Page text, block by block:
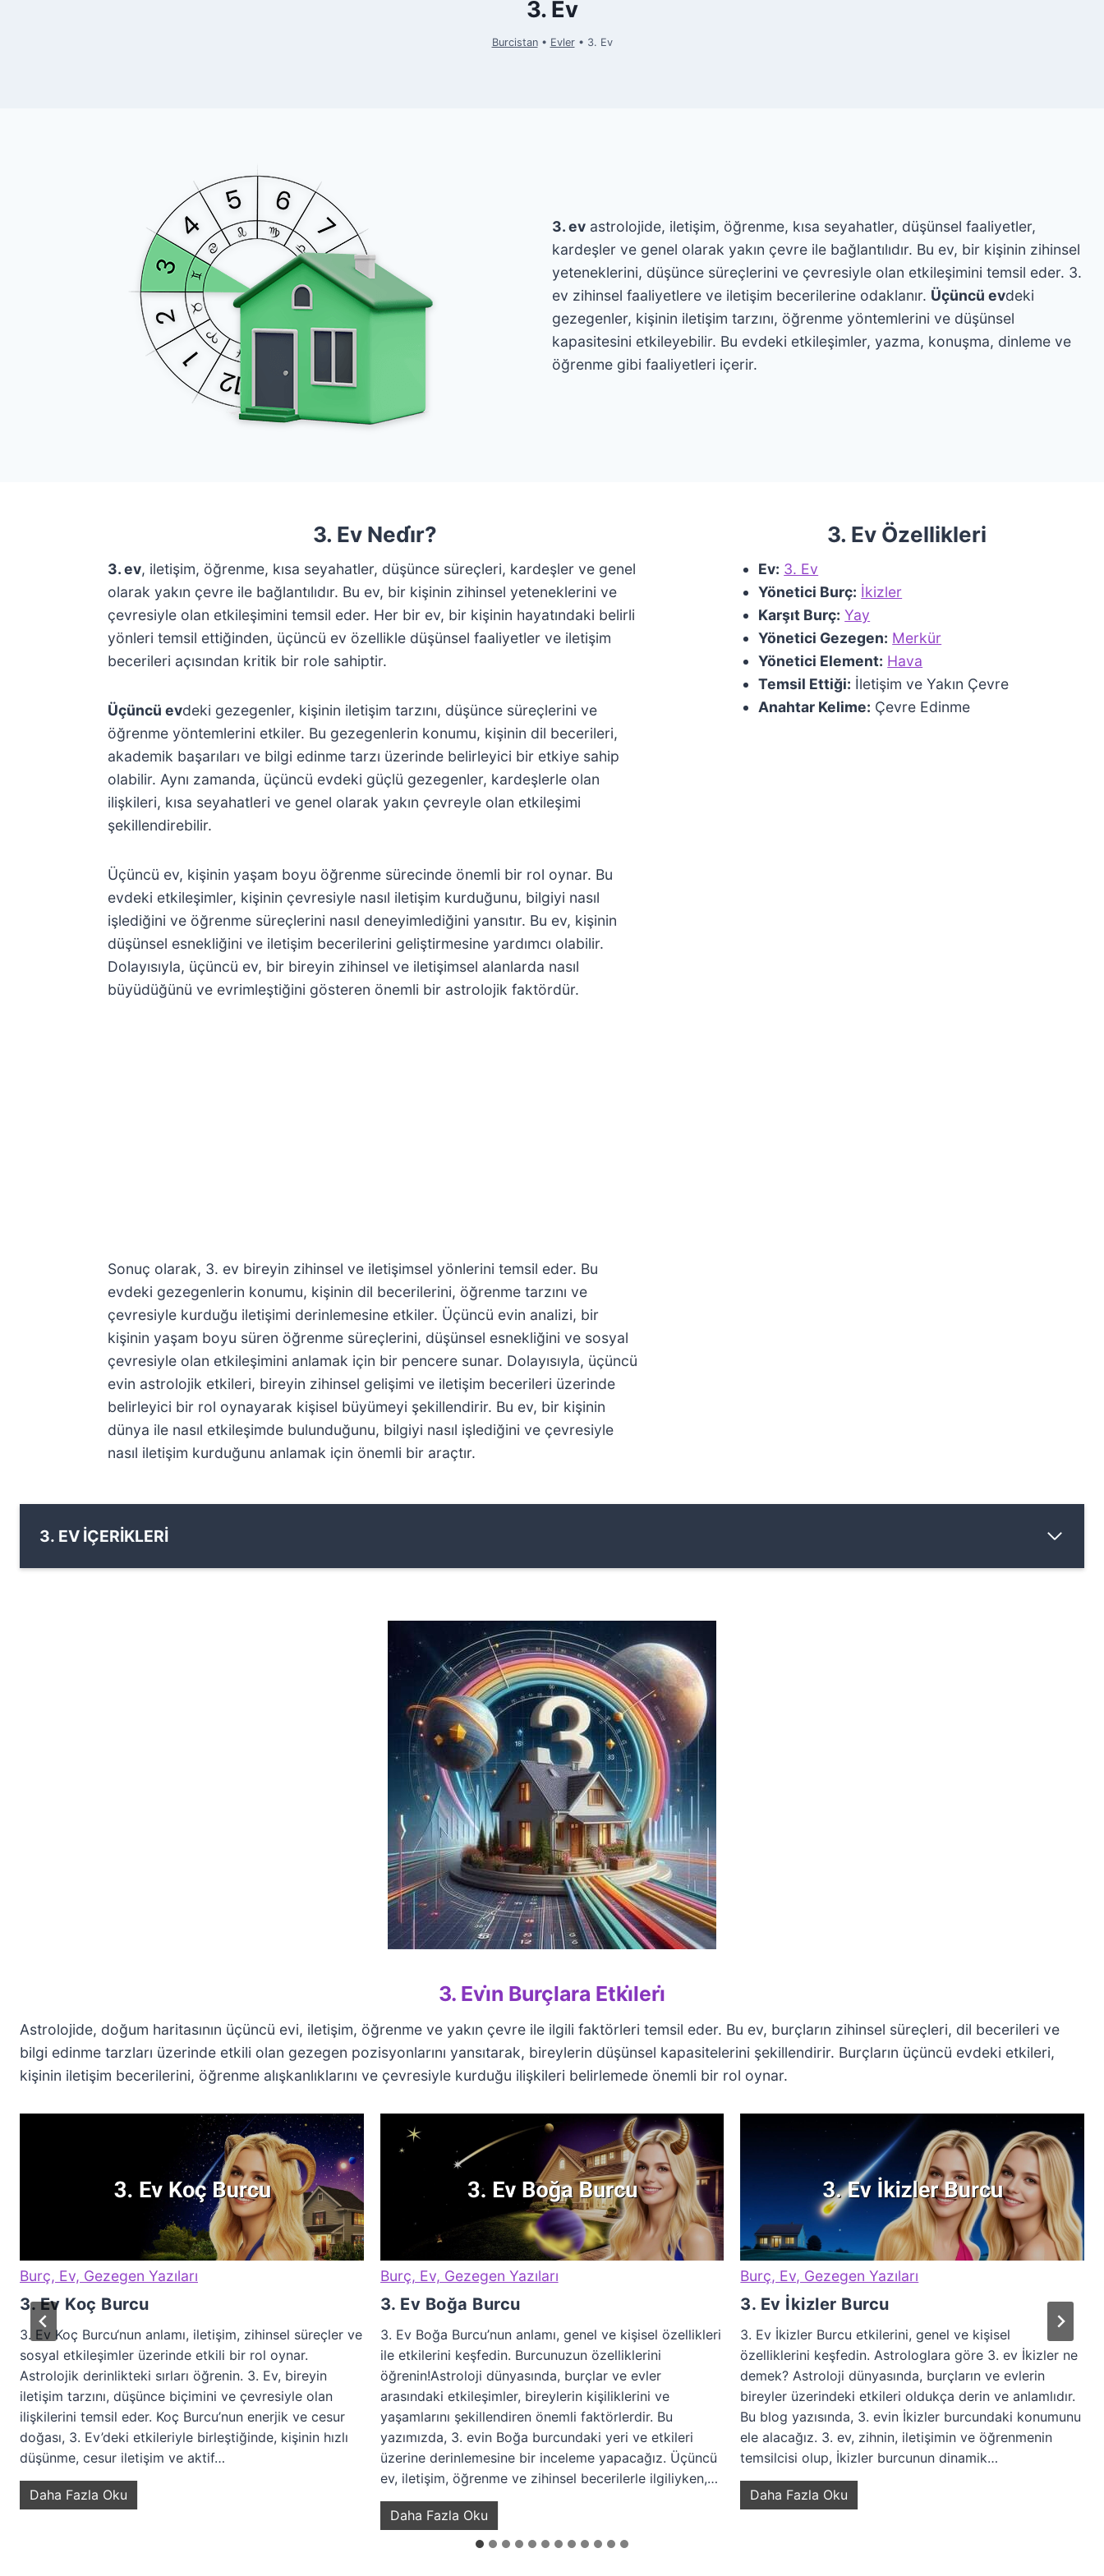
3. Ev
Burcistan• Evler• 3. Ev
3. ev astrolojide, iletişim, öğrenme, kısa seyahatler, düşünsel faaliyetler,
kardeşler ve genel olarak yakın çevre ile bağlantılıdır. Bu ev, bir kişinin zihinsel
yeteneklerini, düşünce süreçlerini ve çevresiyle olan etkileşimini temsil eder. 3.
ev zihinsel faaliyetlere ve iletişim becerilerine odaklanır. Üçüncü evdeki
gezegenler, kişinin iletişim tarzını, öğrenme yöntemlerini ve düşünsel
kapasitesini etkileyebilir. Bu evdeki etkileşimler, yazma, konuşma, dinleme ve
öğrenme gibi faaliyetleri içerir.
3. Ev Nedi̇r?
3. ev, iletişim, öğrenme, kısa seyahatler, düşünce süreçleri, kardeşler ve genel
olarak yakın çevre ile bağlantılıdır. Bu ev, bir kişinin zihinsel yeteneklerini ve
çevresiyle olan etkileşimini temsil eder. Her bir ev, bir kişinin hayatındaki belirli
yönleri temsil ettiğinden, üçüncü ev özellikle düşünsel faaliyetler ve iletişim
becerileri açısından kritik bir role sahiptir.
Üçüncü evdeki gezegenler, kişinin iletişim tarzını, düşünce süreçlerini ve
öğrenme yöntemlerini etkiler. Bu gezegenlerin konumu, kişinin dil becerileri,
akademik başarıları ve bilgi edinme tarzı üzerinde belirleyici bir etkiye sahip
olabilir. Aynı zamanda, üçüncü evdeki güçlü gezegenler, kardeşlerle olan
ilişkileri, kısa seyahatleri ve genel olarak yakın çevreyle olan etkileşimi
şekillendirebilir.
Üçüncü ev, kişinin yaşam boyu öğrenme sürecinde önemli bir rol oynar. Bu
evdeki etkileşimler, kişinin çevresiyle nasıl iletişim kurduğunu, bilgiyi nasıl
işlediğini ve öğrenme süreçlerini nasıl deneyimlediğini yansıtır. Bu ev, kişinin
düşünsel esnekliğini ve iletişim becerilerini geliştirmesine yardımcı olabilir.
Dolayısıyla, üçüncü ev, bir bireyin zihinsel ve iletişimsel alanlarda nasıl
büyüdüğünü ve evrimleştiğini gösteren önemli bir astrolojik faktördür.
Sonuç olarak, 3. ev bireyin zihinsel ve iletişimsel yönlerini temsil eder. Bu
evdeki gezegenlerin konumu, kişinin dil becerilerini, öğrenme tarzını ve
çevresiyle kurduğu iletişimi derinlemesine etkiler. Üçüncü evin analizi, bir
kişinin yaşam boyu süren öğrenme süreçlerini, düşünsel esnekliğini ve sosyal
çevresiyle olan etkileşimini anlamak için bir pencere sunar. Dolayısıyla, üçüncü
evin astrolojik etkileri, bireyin zihinsel gelişimi ve iletişim becerileri üzerinde
belirleyici bir rol oynayarak kişisel büyümeyi şekillendirir. Bu ev, bir kişinin
dünya ile nasıl etkileşimde bulunduğunu, bilgiyi nasıl işlediğini ve çevresiyle
nasıl iletişim kurduğunu anlamak için önemli bir araçtır.
3. Ev Özellikleri
Ev: 3. Ev
Yönetici Burç: İkizler
Karşıt Burç: Yay
Yönetici Gezegen: Merkür
Yönetici Element: Hava
Temsil Ettiği: İletişim ve Yakın Çevre
Anahtar Kelime: Çevre Edinme
3. EV İÇERİKLERİ
3. Evi̇n Burçlara Etki̇leri̇
Astrolojide, doğum haritasının üçüncü evi, iletişim, öğrenme ve yakın çevre ile ilgili faktörleri temsil eder. Bu ev, burçların zihinsel süreçleri, dil becerileri ve
bilgi edinme tarzları üzerinde etkili olan gezegen pozisyonlarını yansıtarak, bireylerin düşünsel kapasitelerini şekillendirir. Burçların üçüncü evdeki etkileri,
kişinin iletişim becerilerini, öğrenme alışkanlıklarını ve çevresiyle kurduğu ilişkileri belirlemede önemli bir rol oynar.
Burç, Ev, Gezegen Yazıları
3. Ev Koç Burcu
3. Ev Koç Burcu‘nun anlamı, iletişim, zihinsel süreçler ve
sosyal etkileşimler üzerinde etkili bir rol oynar.
Astrolojik derinlikteki sırları öğrenin. 3. Ev, bireyin
iletişim tarzını, düşünce biçimini ve çevresiyle olan
ilişkilerini temsil eder. Koç Burcu’nun enerjik ve cesur
doğası, 3. Ev’deki etkileriyle birleştiğinde, kişinin hızlı
düşünme, cesur iletişim ve aktif…
Daha Fazla Oku
.
Burç, Ev, Gezegen Yazıları
3. Ev Boğa Burcu
3. Ev Boğa Burcu’nun anlamı, genel ve kişisel özellikleri
ile etkilerini keşfedin. Burcunuzun özelliklerini
öğrenin!Astroloji dünyasında, burçlar ve evler
arasındaki etkileşimler, bireylerin kişiliklerini ve
yaşamlarını şekillendiren önemli faktörlerdir. Bu
yazımızda, 3. evin Boğa burcundaki yeri ve etkileri
üzerine derinlemesine bir inceleme yapacağız. Üçüncü
ev, iletişim, öğrenme ve zihinsel becerilerle ilgiliyken,…
Daha Fazla Oku3
.
Burç, Ev, Gezegen Yazıları
3. Ev İkizler Burcu
3. Ev İkizler Burcu etkilerini, genel ve kişisel
özelliklerini keşfedin. Astrologlara göre 3. ev İkizler ne
demek? Astroloji dünyasında, burçların ve evlerin
bireyler üzerindeki etkileri oldukça derin ve anlamlıdır.
Bu blog yazısında, 3. evin İkizler burcundaki konumunu
ele alacağız. 3. ev, zihnin, iletişimin ve öğrenmenin
temsilcisi olup, İkizler burcunun dinamik…
Daha Fazla Oku
.